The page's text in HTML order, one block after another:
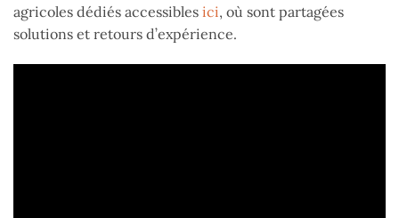
agricoles dédiés accessibles ici, où sont partagées
solutions et retours d’expérience.